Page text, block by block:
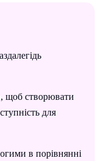
щоб створювати
для
в порівнянні